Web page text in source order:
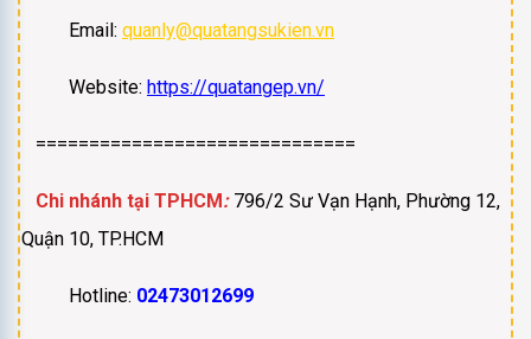
Email: quanly@quatangsukien.vn
Website: https://quatangep.vn/
==============================
Chi nhánh tại TPHCM:796/2 Sư Vạn Hạnh, Phường 12,
Quận 10, TP.HCM
Hotline: 02473012699